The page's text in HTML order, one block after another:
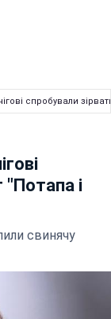
спробували
"Потапа і
свинячу